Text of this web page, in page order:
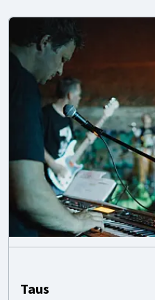
Taus